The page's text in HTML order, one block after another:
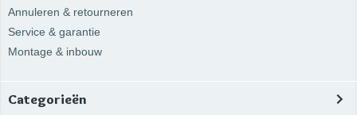
Annuleren & retourneren
Service & garantie
Montage & inbouw
Categorieën